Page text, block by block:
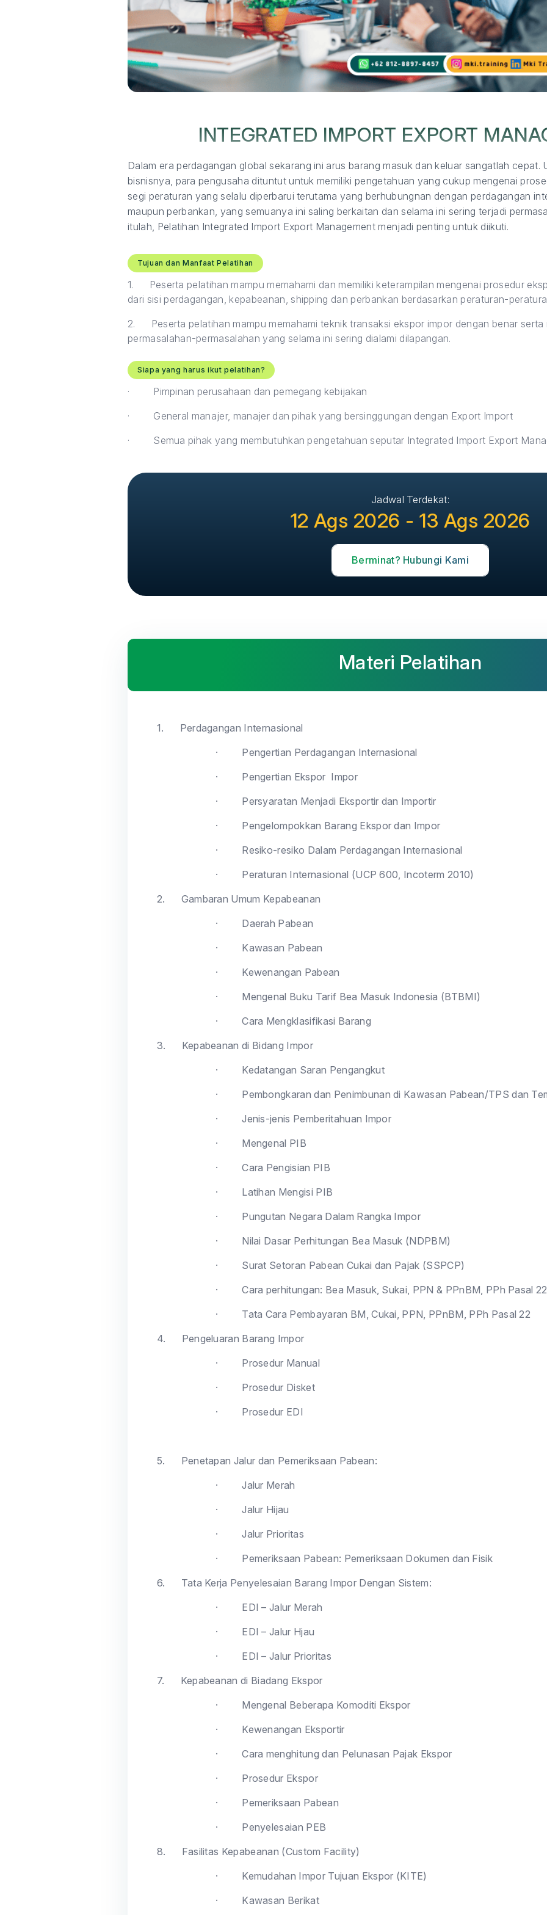
INTEGRATED IMPORT EXPORT
Dalam era perdagangan global sekarang ini arus barang masuk dan keluar sangatlah cepat.
bisnisnya, para pengusaha dituntut untuk memiliki pengetahuan yang cukup mengenai
segi peraturan yang selalu diperbarui terutama yang berhubungnan dengan perdagangan
maupun perbankan, yang semuanya ini saling berkaitan dan selama ini sering terjadi
itulah, Pelatihan Integrated Import Export Management menjadi penting untuk diikuti.
Tujuan dan Manfaat Pelatihan
1.
Peserta pelatihan mampu memahami dan memiliki keterampilan mengenai prosedur
dari sisi perdagangan, kepabeanan, shipping dan perbankan berdasarkan peraturan-
2.
Peserta pelatihan mampu memahami teknik transaksi ekspor impor dengan benar serta
permasalahan-permasalahan yang selama ini sering dialami dilapangan.
Siapa yang harus ikut pelatihan?
·
Pimpinan perusahaan dan pemegang kebijakan
·
General manajer, manajer dan pihak yang bersinggungan dengan Export Import
·
Semua pihak yang membutuhkan pengetahuan seputar Integrated Import Export
Jadwal Terdekat:
12 Ags 2026 - 13 Ags 2026
Berminat? Hubungi Kami
Materi Pelatihan
1.
Perdagangan Internasional
·
Pengertian Perdagangan Internasional
·
Pengertian Ekspor Impor
·
Persyaratan Menjadi Eksportir dan Importir
·
Pengelompokkan Barang Ekspor dan Impor
·
Resiko-resiko Dalam Perdagangan Internasional
·
Peraturan Internasional (UCP 600, Incoterm 2010)
2.
Gambaran Umum Kepabeanan
·
Daerah Pabean
·
Kawasan Pabean
·
Kewenangan Pabean
·
Mengenal Buku Tarif Bea Masuk Indonesia (BTBMI)
·
Cara Mengklasifikasi Barang
3.
Kepabeanan di Bidang Impor
·
Kedatangan Saran Pengangkut
·
Pembongkaran dan Penimbunan di Kawasan Pabean/TPS dan
·
Jenis-jenis Pemberitahuan Impor
·
Mengenal PIB
·
Cara Pengisian PIB
·
Latihan Mengisi PIB
·
Pungutan Negara Dalam Rangka Impor
·
Nilai Dasar Perhitungan Bea Masuk (NDPBM)
·
Surat Setoran Pabean Cukai dan Pajak (SSPCP)
·
Cara perhitungan: Bea Masuk, Sukai, PPN & PPnBM, PPh Pasal 22
·
Tata Cara Pembayaran BM, Cukai, PPN, PPnBM, PPh Pasal 22
4.
Pengeluaran Barang Impor
·
Prosedur Manual
·
Prosedur Disket
·
Prosedur EDI
5.
Penetapan Jalur dan Pemeriksaan Pabean:
·
Jalur Merah
·
Jalur Hijau
·
Jalur Prioritas
·
Pemeriksaan Pabean: Pemeriksaan Dokumen dan Fisik
6.
Tata Kerja Penyelesaian Barang Impor Dengan Sistem:
·
EDI – Jalur Merah
·
EDI – Jalur Hjau
·
EDI – Jalur Prioritas
7.
Kepabeanan di Biadang Ekspor
·
Mengenal Beberapa Komoditi Ekspor
·
Kewenangan Eksportir
·
Cara menghitung dan Pelunasan Pajak Ekspor
·
Prosedur Ekspor
·
Pemeriksaan Pabean
·
Penyelesaian PEB
8.
Fasilitas Kepabeanan (Custom Facility)
·
Kemudahan Impor Tujuan Ekspor (KITE)
·
Kawasan Berikat